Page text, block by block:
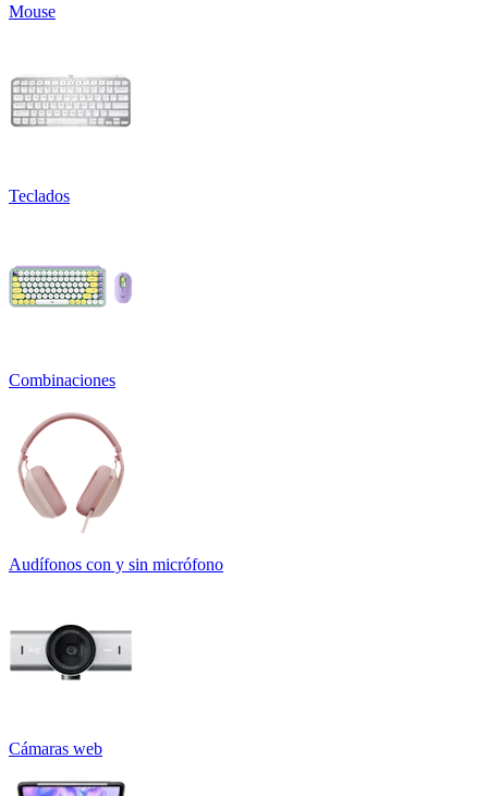
Mouse
Teclados
Combinaciones
Audífonos con y sin micrófono
Cámaras web